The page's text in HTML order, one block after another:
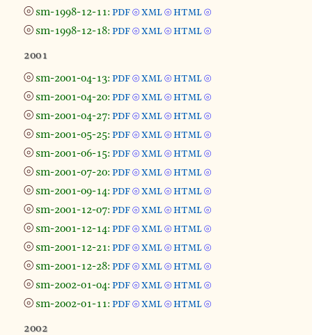
⦾ sm-1998-12-11: pdf ⦾ xml ⦾ html ⦾
⦾ sm-1998-12-18: pdf ⦾ xml ⦾ html ⦾
2001
⦾ sm-2001-04-13: pdf ⦾ xml ⦾ html ⦾
⦾ sm-2001-04-20: pdf ⦾ xml ⦾ html ⦾
⦾ sm-2001-04-27: pdf ⦾ xml ⦾ html ⦾
⦾ sm-2001-05-25: pdf ⦾ xml ⦾ html ⦾
⦾ sm-2001-06-15: pdf ⦾ xml ⦾ html ⦾
⦾ sm-2001-07-20: pdf ⦾ xml ⦾ html ⦾
⦾ sm-2001-09-14: pdf ⦾ xml ⦾ html ⦾
⦾ sm-2001-12-07: pdf ⦾ xml ⦾ html ⦾
⦾ sm-2001-12-14: pdf ⦾ xml ⦾ html ⦾
⦾ sm-2001-12-21: pdf ⦾ xml ⦾ html ⦾
⦾ sm-2001-12-28: pdf ⦾ xml ⦾ html ⦾
⦾ sm-2002-01-04: pdf ⦾ xml ⦾ html ⦾
⦾ sm-2002-01-11: pdf ⦾ xml ⦾ html ⦾
2002